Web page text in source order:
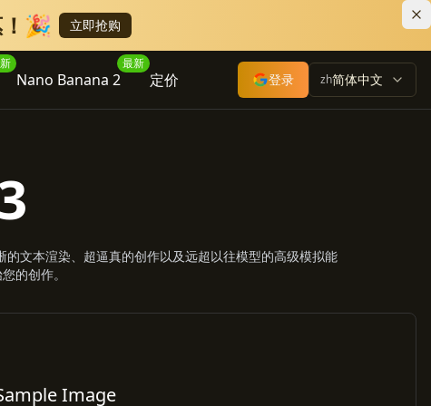
🎉 立即抢购
Nano Banana 2
最新
定价 登录 zh简体中文
文本渲染、超逼真的创作以及远超以往模型的高级模拟能
的创作。